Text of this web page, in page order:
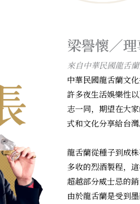
梁譽懷／
來自中華民國龍舌
中華民國龍舌蘭文
許多夜生活娛樂性
志一同，期望在大
式和文化分享給台灣
龍舌蘭從種子到成
多收的烈酒製程，
超越部分威士忌的銷
由於龍舌蘭是受到